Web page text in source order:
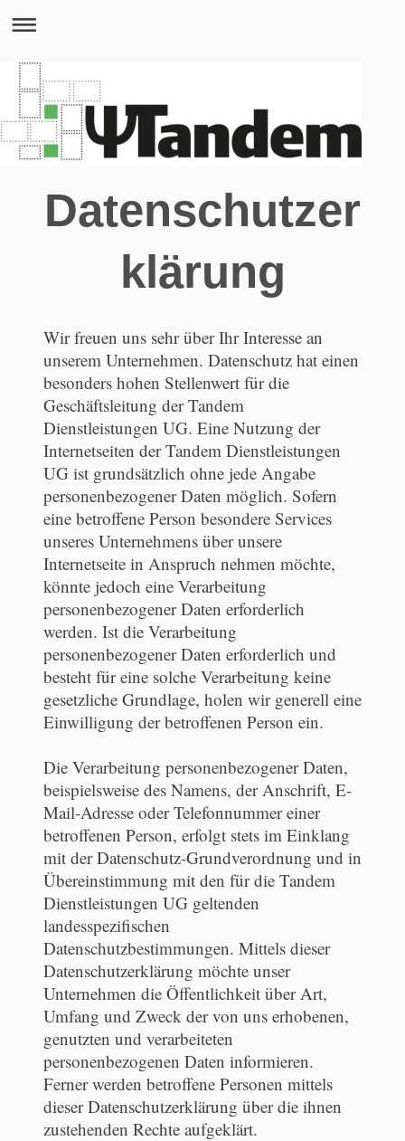
Datenschutzer
klärung
Wir freuen uns sehr über Ihr Interesse an
unserem Unternehmen. Datenschutz hat einen
besonders hohen Stellenwert für die
Geschäftsleitung der Tandem
Dienstleistungen UG. Eine Nutzung der
Internetseiten der Tandem Dienstleistungen
UG ist grundsätzlich ohne jede Angabe
personenbezogener Daten möglich. Sofern
eine betroffene Person besondere Services
unseres Unternehmens über unsere
Internetseite in Anspruch nehmen möchte,
könnte jedoch eine Verarbeitung
personenbezogener Daten erforderlich
werden. Ist die Verarbeitung
personenbezogener Daten erforderlich und
besteht für eine solche Verarbeitung keine
gesetzliche Grundlage, holen wir generell eine
Einwilligung der betroffenen Person ein.
Die Verarbeitung personenbezogener Daten,
beispielsweise des Namens, der Anschrift, E-
Mail-Adresse oder Telefonnummer einer
betroffenen Person, erfolgt stets im Einklang
mit der Datenschutz-Grundverordnung und in
Übereinstimmung mit den für die Tandem
Dienstleistungen UG geltenden
landesspezifischen
Datenschutzbestimmungen. Mittels dieser
Datenschutzerklärung möchte unser
Unternehmen die Öffentlichkeit über Art,
Umfang und Zweck der von uns erhobenen,
genutzten und verarbeiteten
personenbezogenen Daten informieren.
Ferner werden betroffene Personen mittels
dieser Datenschutzerklärung über die ihnen
zustehenden Rechte aufgeklärt.